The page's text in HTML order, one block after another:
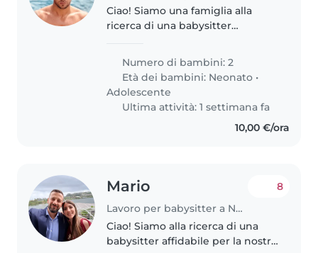
Ciao! Siamo una famiglia alla
ricerca di una babysitter
bebè e un adolescente. I nostri
bambini sono pieni di energia e
curiosità, e amano giocare...
Numero di bambini: 2
Età dei bambini: Neonato •
Adolescente
Ultima attività: 1 settimana fa
10,00 €/ora
Mario
Lavoro per babysitter a Napoli
8
Ciao! Siamo alla ricerca di una
babysitter affidabile per la nostra